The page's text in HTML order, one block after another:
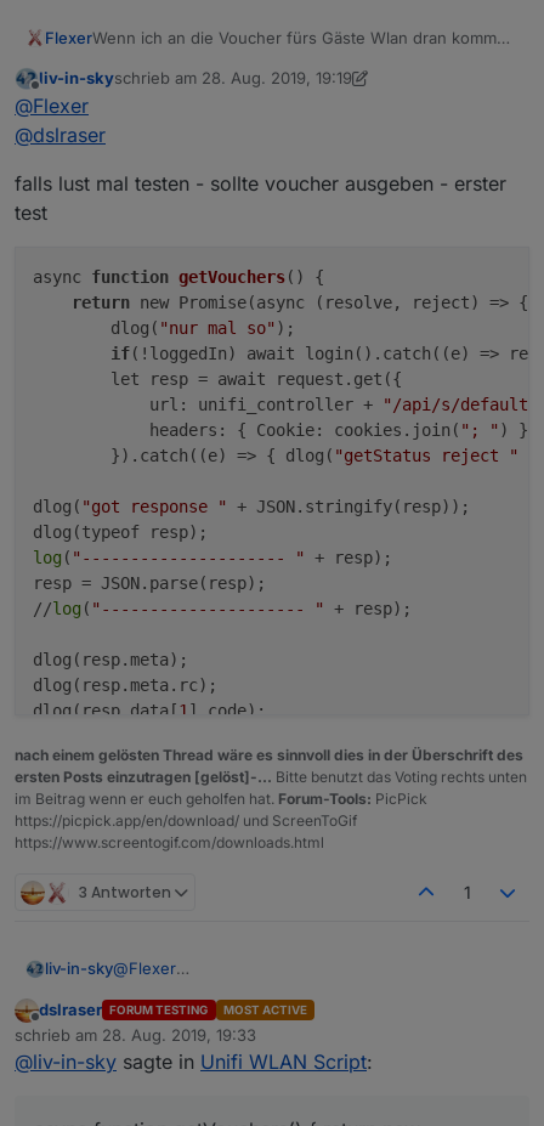
FlexerWenn ich an die Voucher fürs Gäste Wlan dran kommen
Offline
liv-in-skyschrieb am 28. Aug. 2019, 19:19
zuletzt editiert von liv-in-sky
@Flexer
@dslraser
falls lust mal testen - sollte voucher ausgeben - erster
test
async function getVouchers()
{
return new Promise(async (resolve, reject) => {
        dlog(
"nur mal so" );
if(!loggedIn) await login().catch((e) =>
        let resp = await request.get({
            url: unifi_controller +
"/api/s/default/
            headers: { Cookie: cookies.join(
"; " ) }
        }).catch((e) => { dlog(
"getStatus reject "
dlog( "got response "
+ JSON.stringify(resp));
log ( "--------------------- "
+ resp);
resp = JSON.parse(resp);
//log ( "--------------------- " + resp);
dlog(resp.meta);
dlog(resp.meta.rc);
dlog(resp.data[1
/*var clientListe = "<table>"
for (var i = 0; i < resp.data.length; i++) {
log (resp.data[i].hostname + " --- "
     clientListe = clientListe.
}
nach einem gelösten Thread wäre es sinnvoll dies in der Überschrift des
ersten Posts einzutragen [gelöst]-... Bitte benutzt das Voting rechts unten
im Beitrag wenn er euch geholfen hat. Forum-Tools: PicPick
https://picpick.app/en/download/ und ScreenToGif
https://www.screentogif.com/downloads.html
3 Antworten 1
liv-in-sky@Flexer
falls lust mal testen - sollte voucher ausgeben -
erster test
async function getVouchers() {
Offline
dslraser FORUM TESTING MOST ACTIVE
schrieb am 28. Aug. 2019, 19:33
zuletzt editiert von
@liv-in-sky sagte in Unifi WLAN Script: